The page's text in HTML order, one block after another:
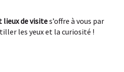
lieux de visites’offre à vous par
les yeux et la curiosité !